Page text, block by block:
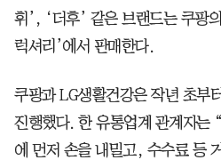
휘’, ‘더후’ 같은 브랜드는 쿠팡
럭셔리’에서 판매한다.
쿠팡과 LG생활건강은 작년 초부
진행했다. 한 유통업계 관계자는
에 먼저 손을 내밀고, 수수료 등